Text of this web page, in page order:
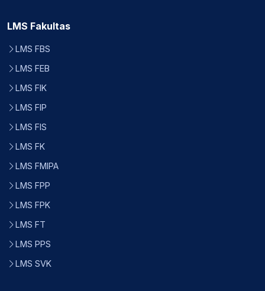
LMS Fakultas
LMS FBS
LMS FEB
LMS FIK
LMS FIP
LMS FIS
LMS FK
LMS FMIPA
LMS FPP
LMS FPK
LMS FT
LMS PPS
LMS SVK